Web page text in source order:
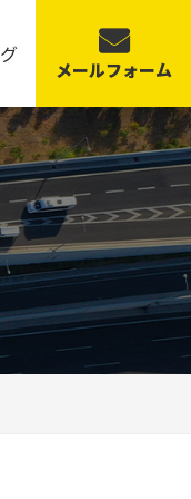
メールフォーム